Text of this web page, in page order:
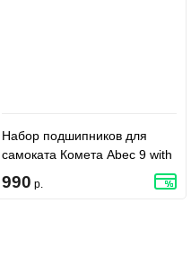
Набор подшипников для
самоката Комета Abec 9 with
Spacers - Black
990 р.